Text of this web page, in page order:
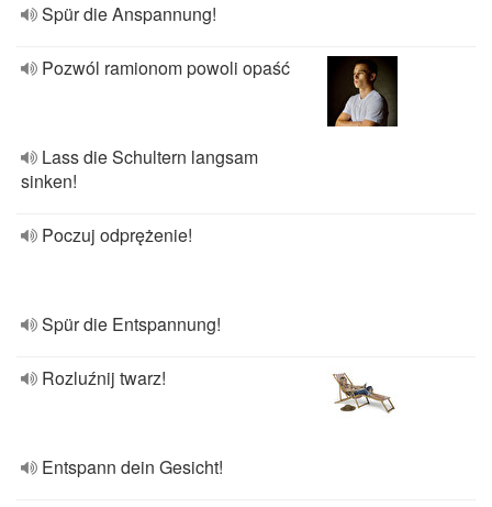
Spür die Anspannung!
Pozwól ramionom powoli opaść
Lass die Schultern langsam
sinken!
Poczuj odprężenie!
Spür die Entspannung!
Rozluźnij twarz!
Entspann dein Gesicht!